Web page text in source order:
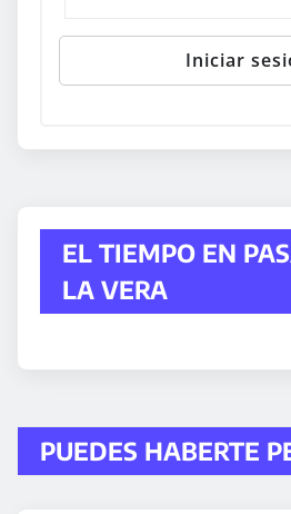
EL TIEMPO EN
LA VERA
PUEDES HABERTE